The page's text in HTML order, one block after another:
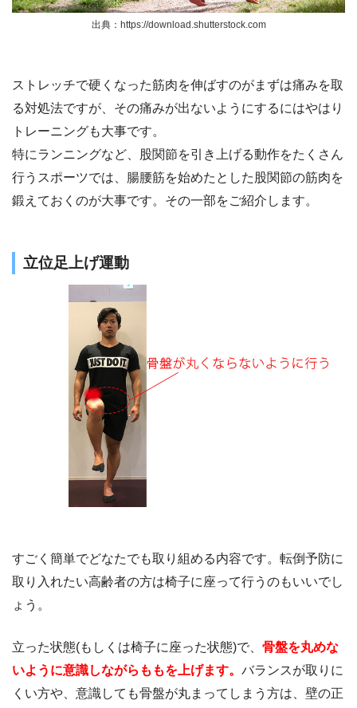
出典：https://download.shutterstock.com
ストレッチで硬くなった筋肉を伸ばすのがまずは痛みを取
る対処法ですが、その痛みが出ないようにするにはやはり
トレーニングも大事です。
特にランニングなど、股関節を引き上げる動作をたくさん
行うスポーツでは、腸腰筋を始めたとした股関節の筋肉を
鍛えておくのが大事です。その一部をご紹介します。
立位足上げ運動
すごく簡単でどなたでも取り組める内容です。転倒予防に
取り入れたい高齢者の方は椅子に座って行うのもいいでし
ょう。
立った状態(もしくは椅子に座った状態)で、 骨盤を丸めな
いように意識しながらももを上げます。 バランスが取りに
くい方や、意識しても骨盤が丸まってしまう方は、壁の正